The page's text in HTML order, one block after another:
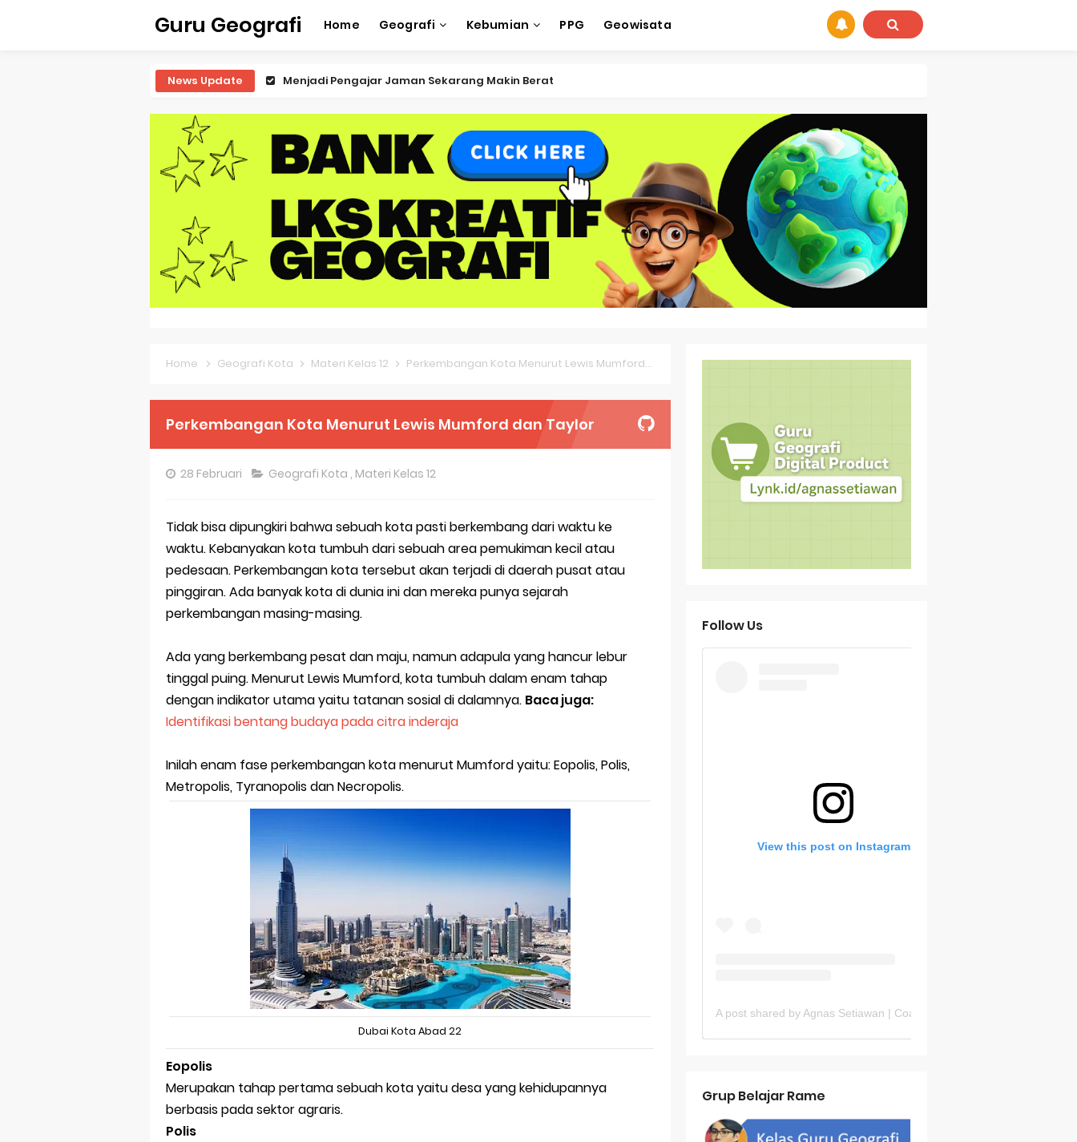
Guru Geografi Home Geografi Kebumian PPG Geowisata
News Update Latihan Prediksi Soal OSK Geografi 2026 Part Geografi Ekonomi
Latihan Prediksi Soal OSK Geografi 2026 Part Geografi Pertanian
Latihan Prediksi Soal OSK Geografi 2026 Part Geografi Budaya
Latihan Prediksi Soal OSK Geografi 2026 Part Dinamika Kota
Pembahasan Soal OSN-K Geografi 2025 No 51-55
Pembahasan Soal OSN-K Geografi 2025 No 46-50
Pembahasan Soal OSN-K Geografi 2025 No 41-45
Pembahasan Soal OSN-K Geografi 2025 No 21-25
Pembahasan Soal OSN-K Geografi 2025 No 16-20
Pembahasan Soal OSN-K Geografi 2025 No 11-15
Pembahasan Soal OSN-K Geografi 2025 No 6-10
Pembahasan Soal OSN-K Geografi 2025 No 1-5
Bocoran 150 Bank Soal Dasar OSN Geografi 2026 Part 1 [Wajib Baca]
Bencana Banjir Bandang di Sumatra Salah Manusia
Gratis, Pre Test Online Calon Pejuang OSN Geografi 2026
50 Latihan Prediksi Soal TKA Sosiologi 2025 + Kunci
Prediksi Soal TKA Geografi Topik Konsep Geografi + Kunci
STOP Belajar Geografi Pakai Cara Lama! 😤 TKA 2025 Beda Level. Kuasai 150 Bank Soal HOTS Sekarang!
3 Jurus Sakti Menaklukkan Soal TKA Geografi [Wajib Baca]
Menjadi Pengajar Jaman Sekarang Makin Berat
Home Geografi Kota Materi Kelas 12 Perkembangan Kota Menurut Lewis Mumford dan Taylor
Perkembangan Kota Menurut Lewis Mumford dan Taylor
28 Februari Geografi Kota , Materi Kelas 12
Tidak bisa dipungkiri bahwa sebuah kota pasti berkembang dari waktu ke
waktu. Kebanyakan kota tumbuh dari sebuah area pemukiman kecil atau
pedesaan. Perkembangan kota tersebut akan terjadi di daerah pusat atau
pinggiran. Ada banyak kota di dunia ini dan mereka punya sejarah
perkembangan masing-masing.
Ada yang berkembang pesat dan maju, namun adapula yang hancur lebur
tinggal puing. Menurut Lewis Mumford, kota tumbuh dalam enam tahap
dengan indikator utama yaitu tatanan sosial di dalamnya. Baca juga:
Identifikasi bentang budaya pada citra inderaja
Inilah enam fase perkembangan kota menurut Mumford yaitu: Eopolis, Polis,
Metropolis, Tyranopolis dan Necropolis.
Dubai Kota Abad 22
Eopolis
Merupakan tahap pertama sebuah kota yaitu desa yang kehidupannya
berbasis pada sektor agraris.
Polis
Follow Us
View this post on Instagram
Grup Belajar Rame